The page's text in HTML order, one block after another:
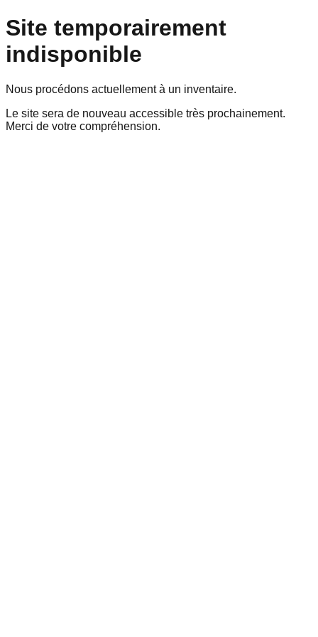
Site temporairement
indisponible
Nous procédons actuellement à un inventaire.
Le site sera de nouveau accessible très prochainement.
Merci de votre compréhension.